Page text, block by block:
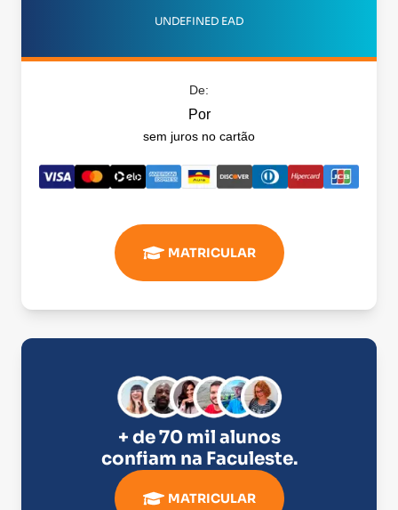
UNDEFINED EAD
De:
Por
sem juros no cartão
MATRICULAR
+ de 70 mil alunos
confiam na Faculeste.
MATRICULAR